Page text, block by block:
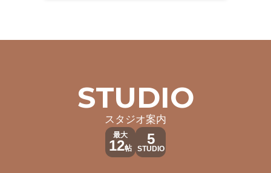
STUDIO
スタジオ案内
最大
12帖
5
STUDIO